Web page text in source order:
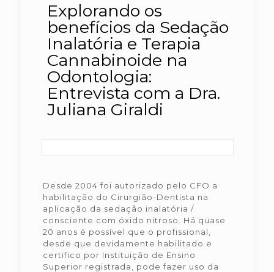
Explorando os
benefícios da Sedação
Inalatória e Terapia
Cannabinoide na
Odontologia:
Entrevista com a Dra.
Juliana Giraldi
Desde 2004 foi autorizado pelo CFO a
habilitação do Cirurgião-Dentista na
aplicação da sedação inalatória /
consciente com óxido nitroso. Há quase
20 anos é possível que o profissional,
desde que devidamente habilitado e
certifico por Instituição de Ensino
Superior registrada, pode fazer uso da